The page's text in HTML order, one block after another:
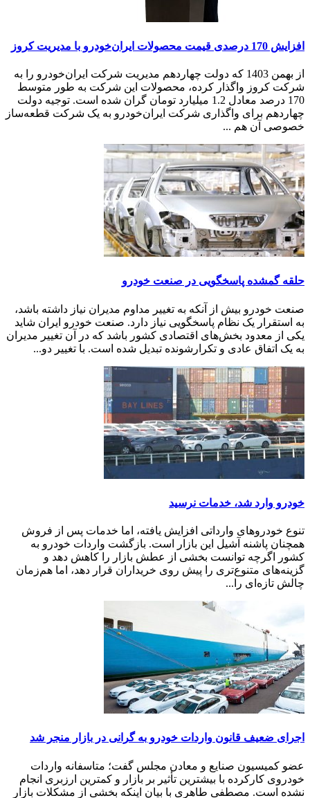
افزایش 170 درصدی قیمت محصولات ایران‌خودرو با مدیر‌یت کروز
از بهمن 1403 که دولت چهاردهم مدیریت شرکت ایران‌خودرو را به
شرکت کروز واگذار کرده، محصولات این شرکت به طور متوسط
170 درصد معادل 1.2 میلیارد تومان گران شده است. توجیه دولت
چهاردهم برای واگذاری شرکت ایران‌خودرو به یک شرکت قطعه‌ساز
خصوصی آن هم ...
حلقه گمشده پاسخگویی در صنعت خودرو
صنعت خودرو بیش از آنکه به تغییر مداوم مدیران نیاز داشته باشد،
به استقرار یک نظام پاسخگویی نیاز دارد. صنعت خودرو ایران شاید
یکی از معدود بخش‌های اقتصادی کشور باشد که در آن تغییر مدیران
به یک اتفاق عادی و تکرارشونده تبدیل شده است. با تغییر دو...
خودرو وارد شد، خدمات نرسید
تنوع خودروهای وارداتی افزایش یافته، اما خدمات پس از فروش
همچنان پاشنه آشیل این بازار است. بازگشت واردات خودرو به
کشور اگرچه توانست بخشی از عطش بازار را کاهش دهد و
گزینه‌های متنوع‌تری را پیش روی خریداران قرار دهد، اما هم‌زمان
چالش تازه‌ای را...
اجرای ضعیف قانون واردات خودرو به گرانی در بازار منجر شد
عضو کمیسیون صنایع و معادن مجلس گفت؛ متاسفانه واردات
خودروی کارکرده با بیشترین تأثیر بر بازار و کمترین ارزبری انجام
نشده است. مصطفی طاهری با بیان اینکه بخشی از مشکلات بازار